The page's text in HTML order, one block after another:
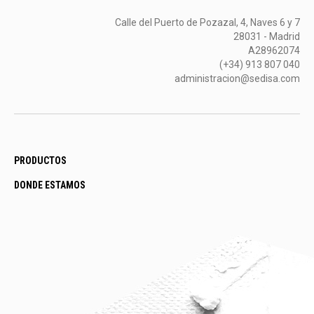
Calle del Puerto de Pozazal, 4, Naves 6 y 7
28031 - Madrid
A28962074
(+34) 913 807 040
administracion@sedisa.com
PRODUCTOS
DONDE ESTAMOS